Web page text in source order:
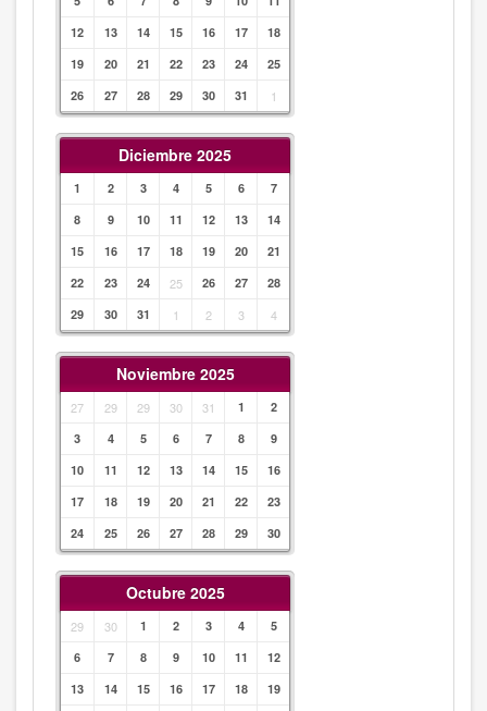
12
13 14 15 16 17
18
19
20 21 22 23 24
25
26
27 28 29 30 31 1
Diciembre 2025
1 2 3 4 5 6
7
8
9 10 11 12 13
14
15
16 17 18 19 20
21
22
23 24 25 26 27
28
29
30 31 1 2 3 4
Noviembre 2025
27 29 29 30 31 1
2
3
4 5 6 7 8
9
10
11 12 13 14 15
16
17
18 19 20 21 22
23
24
25 26 27 28 29 30
Octubre 2025
29 30 1 2 3 4
5
6
7 8 9 10 11
12
13
14 15 16 17 18
19